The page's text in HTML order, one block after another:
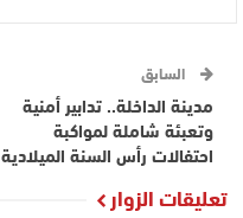
السابق
مدينة الداخلة.. تدابير أمنية
وتعبئة شاملة لمواكبة
احتفالات رأس السنة الميلادية
تعليقات الزوار